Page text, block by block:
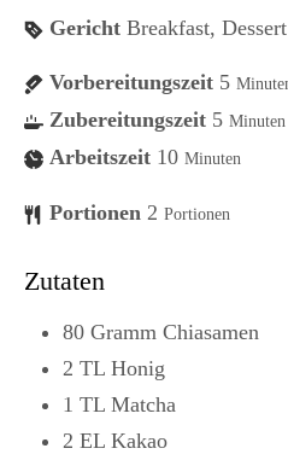
Gericht Breakfast, Dessert
Vorbereitungszeit 5
Zubereitungszeit 5 Minuten
Arbeitszeit 10 Minuten
Portionen 2 Portionen
Zutaten
80 Gramm Chiasamen
2 TL Honig
1 TL Matcha
2 EL Kakao